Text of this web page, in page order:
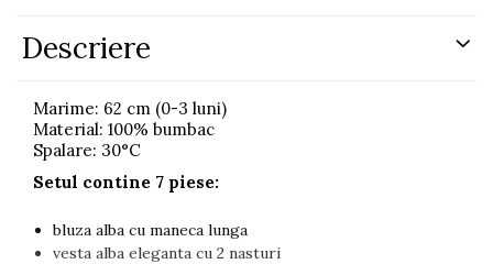
Descriere
Marime: 62 cm (0-3 luni)
Material: 100% bumbac
Spalare: 30°C
Setul contine 7 piese:
bluza alba cu maneca lunga
vesta alba eleganta cu 2 nasturi